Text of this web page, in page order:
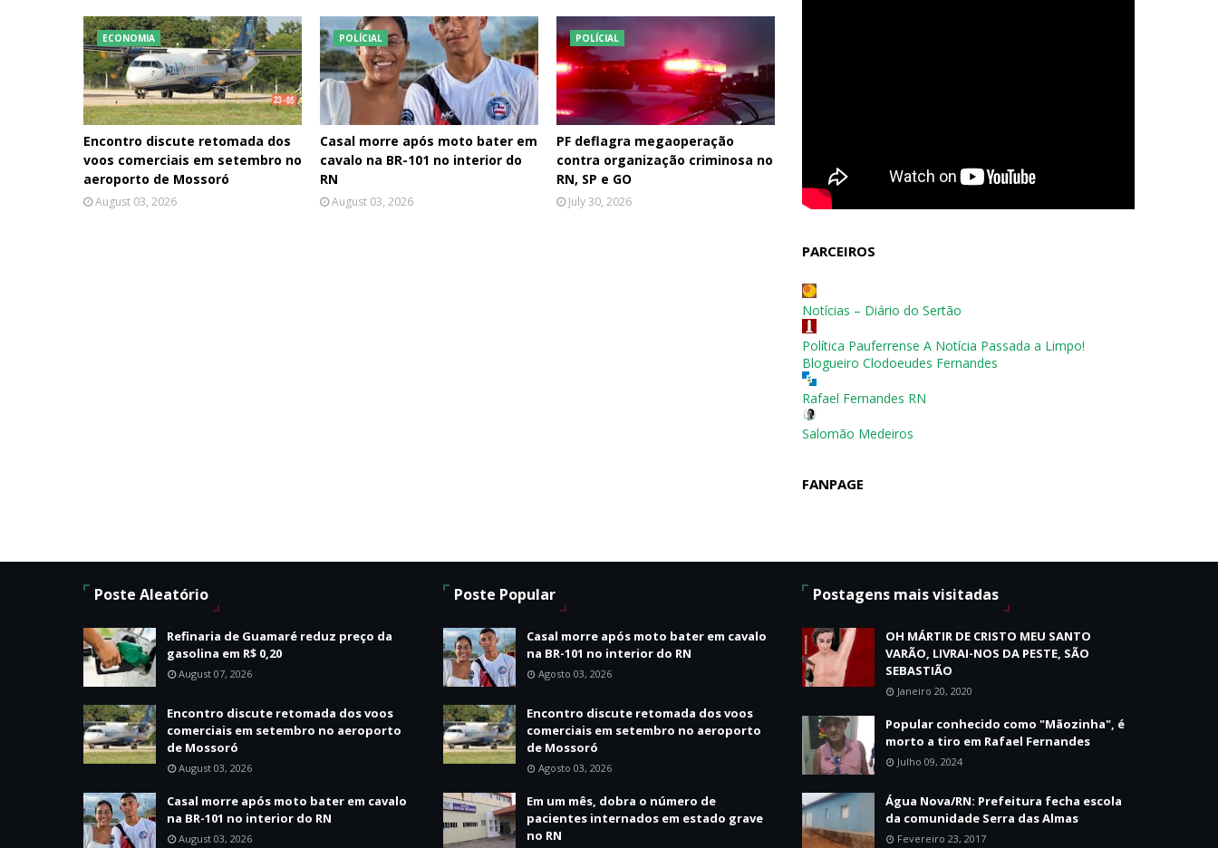
ECONOMIA
Encontro discute retomada dos
voos comerciais em setembro no
aeroporto de Mossoró
August 03, 2026
POLÍCIAL
Casal morre após moto bater em
cavalo na BR-101 no interior do
RN
August 03, 2026
POLÍCIAL
PF deflagra megaoperação
contra organização criminosa no
RN, SP e GO
July 30, 2026
PARCEIROS
Notícias – Diário do Sertão
Política Pauferrense A Notícia Passada a Limpo!
Blogueiro Clodoeudes Fernandes
Rafael Fernandes RN
Salomão Medeiros
FANPAGE
Poste Aleatório
Refinaria de Guamaré reduz preço da
gasolina em R$ 0,20
August 07, 2026
Encontro discute retomada dos voos
comerciais em setembro no aeroporto
de Mossoró
August 03, 2026
Casal morre após moto bater em cavalo
na BR-101 no interior do RN
August 03, 2026
Poste Popular
Casal morre após moto bater em cavalo
na BR-101 no interior do RN
Agosto 03, 2026
Encontro discute retomada dos voos
comerciais em setembro no aeroporto
de Mossoró
Agosto 03, 2026
Em um mês, dobra o número de
pacientes internados em estado grave
no RN
Postagens mais visitadas
OH MÁRTIR DE CRISTO MEU SANTO
VARÃO, LIVRAI-NOS DA PESTE, SÃO
SEBASTIÃO
Janeiro 20, 2020
Popular conhecido como "Mãozinha", é
morto a tiro em Rafael Fernandes
Julho 09, 2024
Água Nova/RN: Prefeitura fecha escola
da comunidade Serra das Almas
Fevereiro 23, 2017